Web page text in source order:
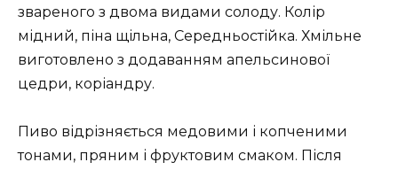
звареного з двома видами солоду. Колір
мідний, піна щільна, Середньостійка. Хмільне
виготовлено з додаванням апельсинової
цедри, коріандру.
Пиво відрізняється медовими і копченими
тонами, пряним і фруктовим смаком. Після